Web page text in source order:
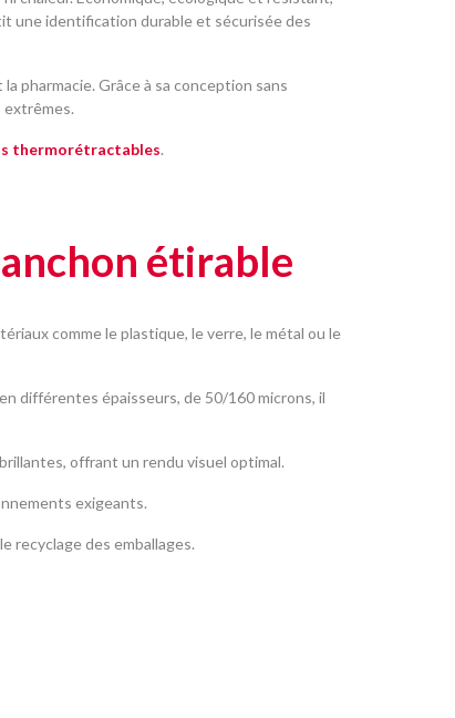
une identification durable et sécurisée des
pharmacie. Grâce à sa conception sans
extrêmes.
thermorétractables.
étirable
comme le plastique, le verre, le métal ou le
différentes épaisseurs, de 50/160 microns, il
offrant un rendu visuel optimal.
exigeants.
recyclage des emballages.